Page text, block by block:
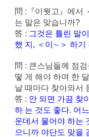
問 :『이뭣고』에서
는 말은 맞습니까?
答 : 그것은 틀린 말
했 지, ＜이∼＞ 하기
問 : 큰스님들께 점
떻 게 해야 하며 한
날 때마다 찾아와서
答 : 안 되면 가끔 찾
하 는 것도 좋다. 어
운데서 물어야 하는
으니까 야단도 맞을